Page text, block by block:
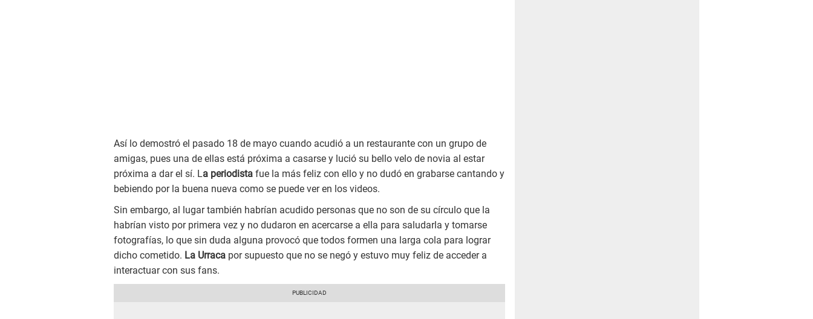
Así lo demostró el pasado 18 de mayo cuando acudió a un restaurante con un grupo de
amigas, pues una de ellas está próxima a casarse y lució su bello velo de novia al estar
próxima a dar el sí. La periodista fue la más feliz con ello y no dudó en grabarse cantando y
bebiendo por la buena nueva como se puede ver en los videos.
Sin embargo, al lugar también habrían acudido personas que no son de su círculo que la
habrían visto por primera vez y no dudaron en acercarse a ella para saludarla y tomarse
fotografías, lo que sin duda alguna provocó que todos formen una larga cola para lograr
dicho cometido. La Urraca por supuesto que no se negó y estuvo muy feliz de acceder a
interactuar con sus fans.